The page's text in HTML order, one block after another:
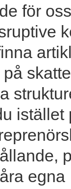
för
på
istället
egna